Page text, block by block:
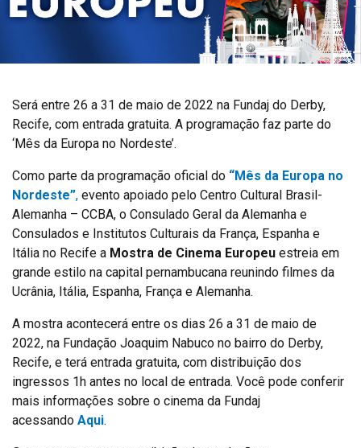
Será entre 26 a 31 de maio de 2022 na Fundaj do Derby,
Recife, com entrada gratuita. A programação faz parte do
‘Mês da Europa no Nordeste’.
Como parte da programação oficial do “Mês da Europa no
Nordeste”, evento apoiado pelo Centro Cultural Brasil-
Alemanha – CCBA, o Consulado Geral da Alemanha e
Consulados e Institutos Culturais da França, Espanha e
Itália no Recife a Mostra de Cinema Europeu estreia em
grande estilo na capital pernambucana reunindo filmes da
Ucrânia, Itália, Espanha, França e Alemanha.
A mostra acontecerá entre os dias 26 a 31 de maio de
2022, na Fundação Joaquim Nabuco no bairro do Derby,
Recife, e terá entrada gratuita, com distribuição dos
ingressos 1h antes no local de entrada. Você pode conferir
mais informações sobre o cinema da Fundaj
acessando Aqui.